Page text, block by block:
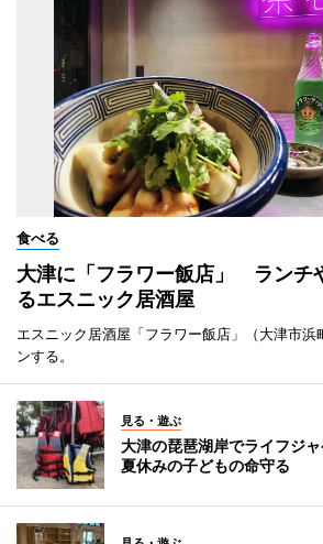
食べる
大津に「フラワー飯店」 ランチ
るエスニック居酒屋
エスニック居酒屋「フラワー飯店」（大津市
ンする。
見る・遊ぶ
大津の琵琶湖岸でライフジ
夏休みの子どもの命守る